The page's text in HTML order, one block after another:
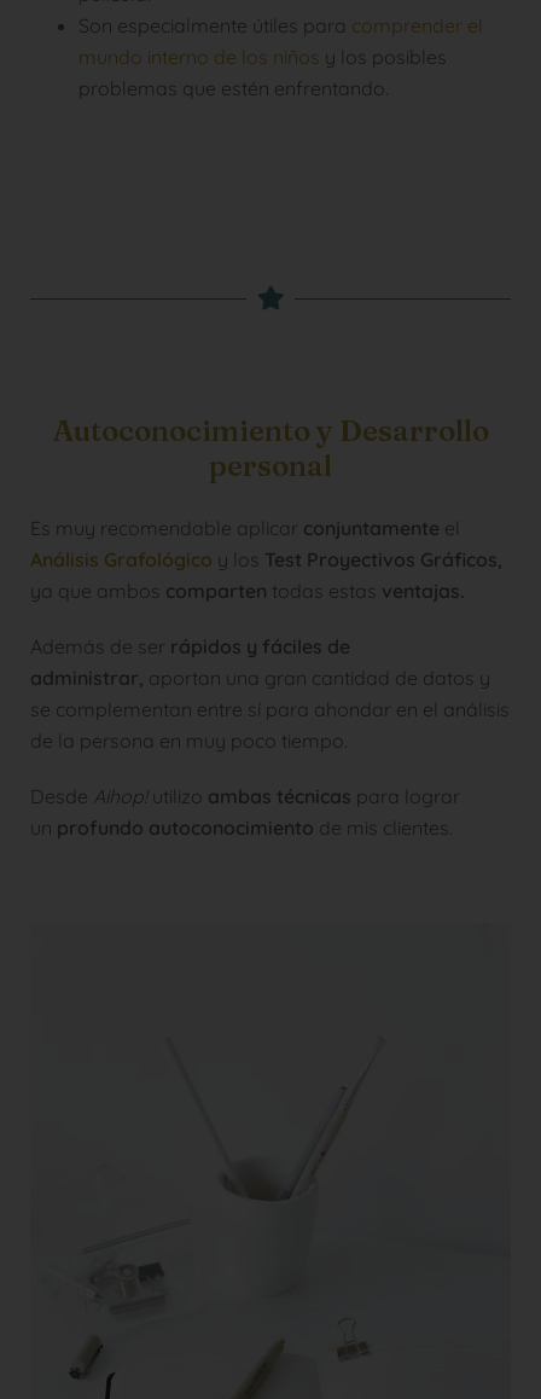
Son especialmente útiles para comprender el
mundo interno de los niños y los posibles
problemas que estén enfrentando.
Autoconocimiento y Desarrollo
personal
Es muy recomendable aplicar conjuntamente el
Análisis Grafológico y los Test Proyectivos Gráficos,
ya que ambos comparten todas estas ventajas.
Además de ser rápidos y fáciles de
administrar, aportan una gran cantidad de datos y
se complementan entre sí para ahondar en el análisis
de la persona en muy poco tiempo.
Desde Aihop!utilizo ambas técnicas para lograr
un profundo autoconocimiento de mis clientes.